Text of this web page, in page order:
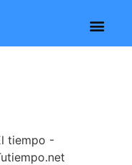
tiempo -